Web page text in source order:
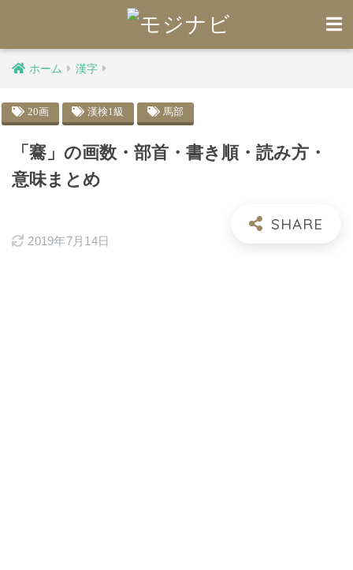
ホーム 漢字
20画 漢検1級 馬部
「騫」の画数・部首・書き順・読み方・
意味まとめ
2019年7月14日